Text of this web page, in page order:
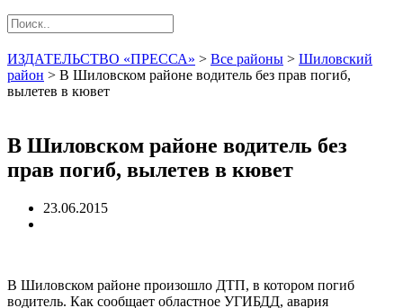
ИЗДАТЕЛЬСТВО «ПРЕССА» > Все районы > Шиловский
район > В Шиловском районе водитель без прав погиб,
вылетев в кювет
В Шиловском районе водитель без
прав погиб, вылетев в кювет
23.06.2015
В Шиловском районе произошло ДТП, в котором погиб
водитель. Как сообщает областное УГИБДД, авария